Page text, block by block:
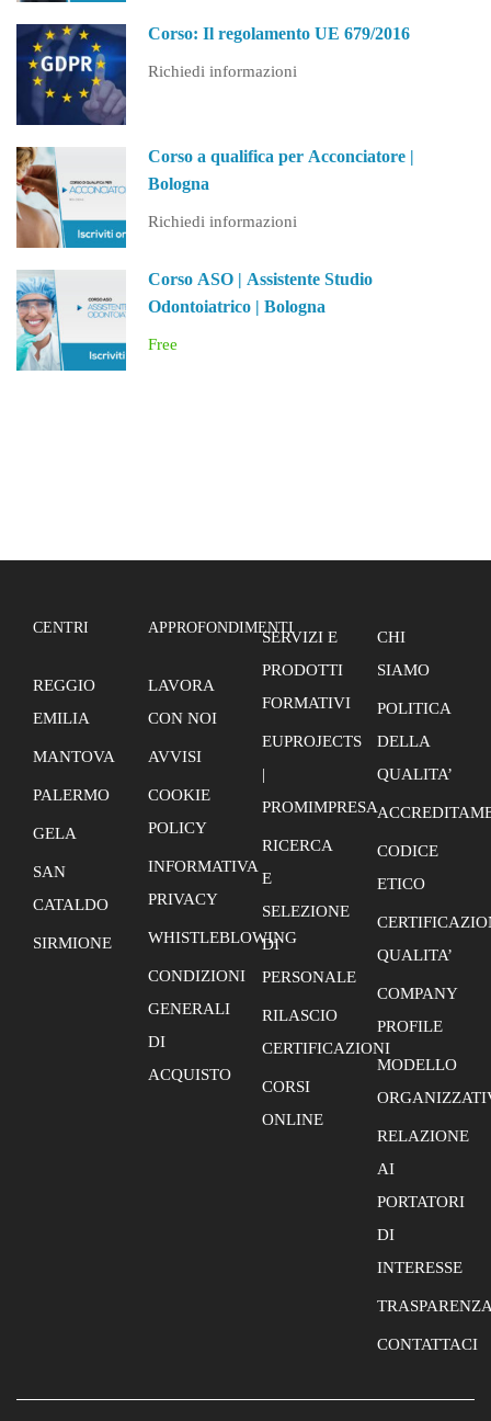
Corso: Il regolamento UE 679/2016
Richiedi informazioni
Corso a qualifica per Acconciatore |
Bologna
Richiedi informazioni
Corso ASO | Assistente Studio
Odontoiatrico | Bologna
Free
CENTRI
REGGIO
EMILIA
MANTOVA
PALERMO
GELA
SAN
CATALDO
SIRMIONE
APPROFONDIMENTI
LAVORA
CON NOI
AVVISI
COOKIE
POLICY
INFORMATIVA
PRIVACY
WHISTLEBLOWING
CONDIZIONI
GENERALI
DI
ACQUISTO
SERVIZI E
PRODOTTI
FORMATIVI
EUPROJECTS
|
PROMIMPRESA
RICERCA
E
SELEZIONE
DI
PERSONALE
RILASCIO
CERTIFICAZIONI
CORSI
ONLINE
CHI
SIAMO
POLITICA
DELLA
QUALITA’
CODICE
ETICO
QUALITA’
COMPANY
PROFILE
MODELLO
RELAZIONE
AI
PORTATORI
DI
INTERESSE
CONTATTACI